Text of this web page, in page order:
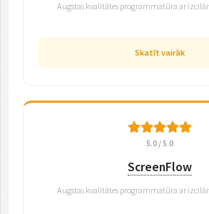
Augstas kvalitātes programmatūra ar
Skatīt vairāk
5.0 / 5.0
ScreenFlow
Augstas kvalitātes programmatūra ar